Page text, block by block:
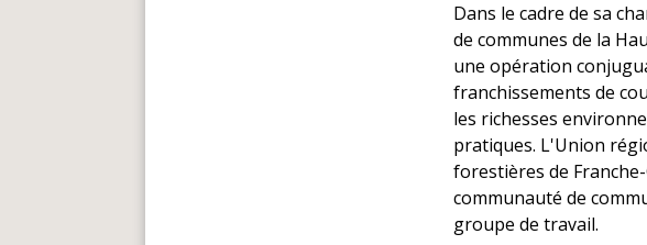
Dans le cadre de sa
de communes de la
une opération
franchissements de
les richesses
pratiques. L'Union
forestières de
communauté de
groupe de travail.